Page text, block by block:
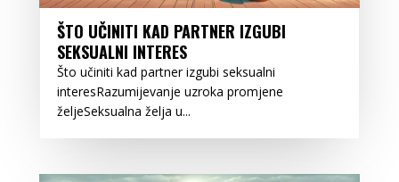
ŠTO UČINITI KAD PARTNER IZGUBI
SEKSUALNI INTERES
Što učiniti kad partner izgubi seksualni
interesRazumijevanje uzroka promjene
željeSeksualna želja u...